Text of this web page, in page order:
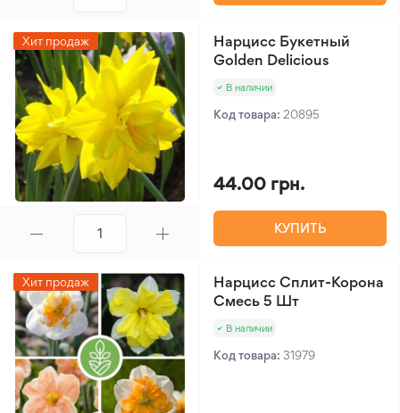
Хит продаж
Нарцисс Букетный
Golden Delicious
В наличии
Код товара: 20895
44.00 грн.
КУПИТЬ
Хит продаж
Нарцисс Сплит-Корона
Смесь 5 Шт
В наличии
Код товара: 31979